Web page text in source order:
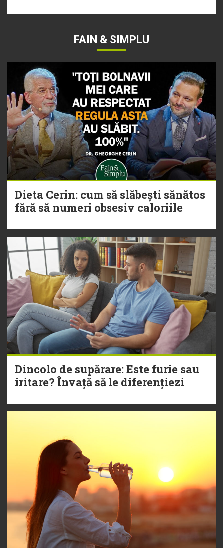
FAIN & SIMPLU
Dieta Cerin: cum să slăbești sănătos
fără să numeri obsesiv caloriile
Dincolo de supărare: Este furie sau
iritare? Învață să le diferențiezi